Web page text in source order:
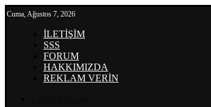
Cuma, Ağustos 7, 2026
İLETİŞİM
SSS
FORUM
HAKKIMIZDA
REKLAM VERİN